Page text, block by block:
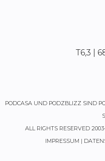
T6,3 |
PODCASA UND PODZBLIZZ SIND
ALL RIGHTS RESERVED
IMPRESSUM |